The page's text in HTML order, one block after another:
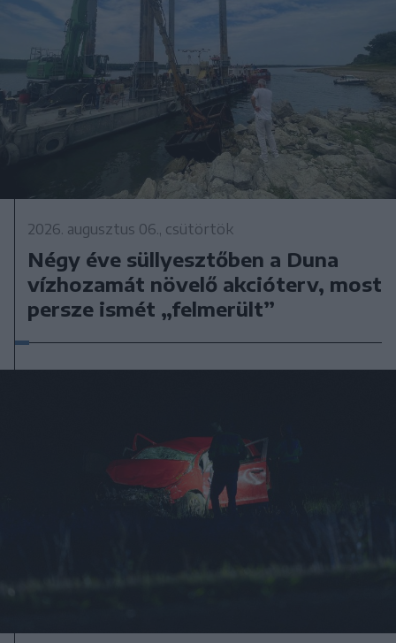
2026. augusztus 06., csütörtök
Négy éve süllyesztőben a Duna
vízhozamát növelő akcióterv, most
persze ismét „felmerült”